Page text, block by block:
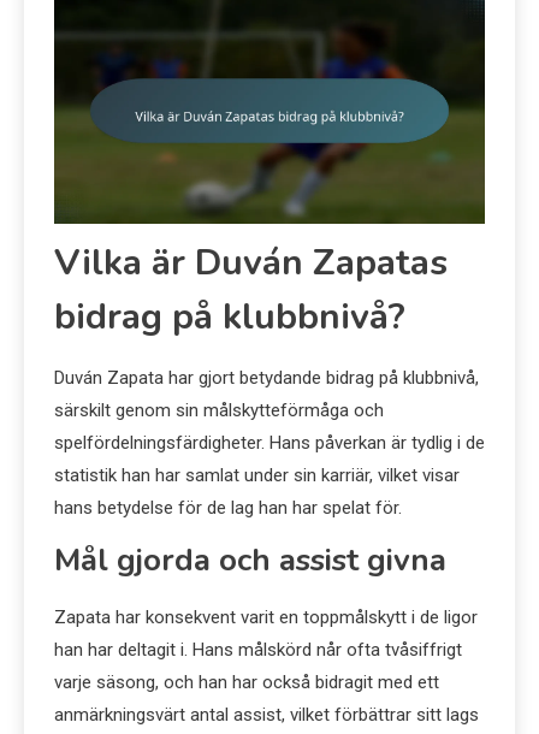
Vilka är Duván Zapatas
bidrag på klubbnivå?
Duván Zapata har gjort betydande bidrag på klubbnivå,
särskilt genom sin målskytteförmåga och
spelfördelningsfärdigheter. Hans påverkan är tydlig i de
statistik han har samlat under sin karriär, vilket visar
hans betydelse för de lag han har spelat för.
Mål gjorda och assist givna
Zapata har konsekvent varit en toppmålskytt i de ligor
han har deltagit i. Hans målskörd når ofta tvåsiffrigt
varje säsong, och han har också bidragit med ett
anmärkningsvärt antal assist, vilket förbättrar sitt lags